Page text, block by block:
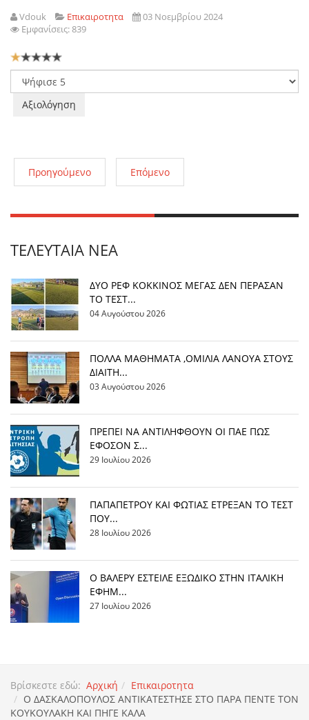
Vdouk Επικαιροτητα
03 Νοεμβρίου 2024
Εμφανίσεις: 839
Αξιολόγηση
Χρήστη:1/5
Παρακαλώ
αξιολογήστε
Προηγούμενο Επόμενο
ΤΕΛΕΥΤΑΊΑ ΝΈΑ
ΔΥΟ ΡΕΦ ΚΟΚΚΙΝΟΣ ΜΕΓΑΣ ΔΕΝ ΠΕΡΑΣΑΝ
ΤΟ ΤΕΣΤ...
04 Αυγούστου 2026
ΠΟΛΛΑ ΜΑΘΗΜΑΤΑ ,ΟΜΙΛΙΑ ΛΑΝΟΥΑ ΣΤΟΥΣ
ΔΙΑΙΤΗ...
03 Αυγούστου 2026
ΠΡΕΠΕΙ ΝΑ ΑΝΤΙΛΗΦΘΟΥΝ ΟΙ ΠΑΕ ΠΩΣ
ΕΦΟΣΟΝ Σ...
29 Ιουλίου 2026
ΠΑΠΑΠΕΤΡΟΥ ΚΑΙ ΦΩΤΙΑΣ ΕΤΡΕΞΑΝ ΤΟ ΤΕΣΤ
ΠΟΥ...
28 Ιουλίου 2026
Ο ΒΑΛΕΡΥ ΕΣΤΕΙΛΕ ΕΞΩΔΙΚΟ ΣΤΗΝ ΙΤΑΛΙΚΗ
ΕΦΗΜ...
27 Ιουλίου 2026
Βρίσκεστε εδώ: Αρχική
Επικαιροτητα
Ο ΔΑΣΚΑΛΟΠΟΥΛΟΣ ΑΝΤΙΚΑΤΕΣΤΗΣΕ ΣΤΟ ΠΑΡΑ ΠΕΝΤΕ ΤΟΝ
ΚΟΥΚΟΥΛΑΚΗ ΚΑΙ ΠΗΓΕ ΚΑΛΑ